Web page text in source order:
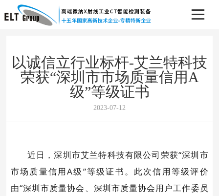
以诚信立行业标杆-艾兰特科技
荣获“深圳市市场质量信用A
级”等级证书
2023-07-12
近日，深圳市艾兰特科技有限公司荣获“深圳市
市场质量信用A级”等级证书。此次信用等级评价
由“深圳市质量协会、深圳市质量协会用户工作委员